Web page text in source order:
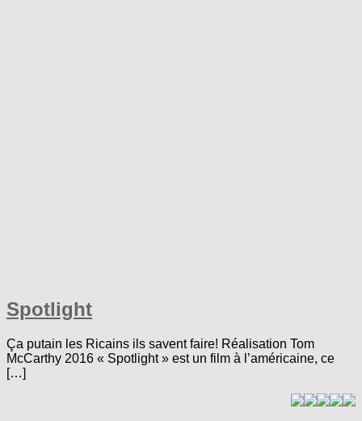
Spotlight
Ça putain les Ricains ils savent faire! Réalisation Tom
McCarthy 2016 « Spotlight » est un film à l’américaine, ce
[…]